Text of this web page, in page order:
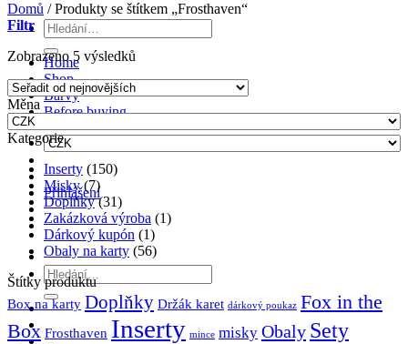
Hledat:
Home
Shop
Barvy
Before buying
Přihlášení
Hledat:
Domů /Produkty se štítkem „Frosthaven“
Filtr
Zobrazeno 5 výsledků
nejnovějších
Měna
Kategorie
Inserty (150)
Misky (7)
Doplňky (31)
Zakázková výroba (1)
Dárkový kupón (1)
Obaly na karty (56)
Štítky produktu
Box na karty Doplňky Držák karet dárkový poukaz Fox in the
Box Frosthaven Inserty mince misky Obaly Sety